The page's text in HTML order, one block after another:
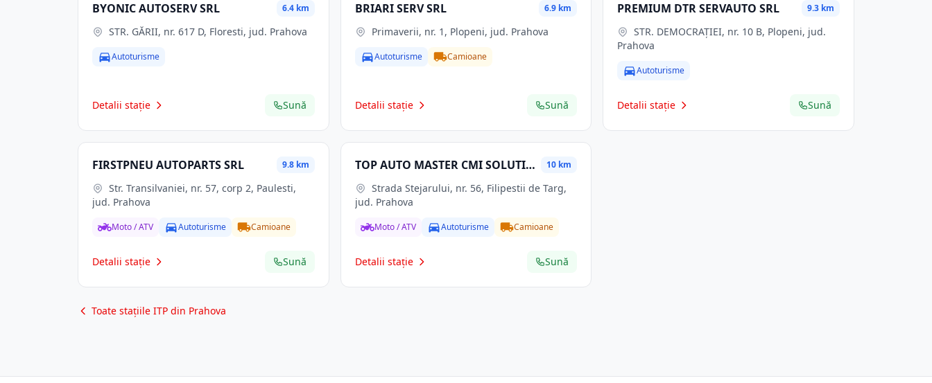
BYONIC AUTOSERV SRL 6.4 km
STR. GĂRII, nr. 617 D, Floresti, jud. Prahova
Autoturisme
Detalii stație Sună
BRIARI SERV SRL 6.9 km
Primaverii, nr. 1, Plopeni, jud. Prahova
Autoturisme Camioane
Detalii stație Sună
PREMIUM DTR SERVAUTO SRL 9.3 km
STR. DEMOCRAŢIEI, nr. 10 B, Plopeni, jud.
Prahova
Autoturisme
Detalii stație Sună
FIRSTPNEU AUTOPARTS SRL 9.8 km
jud. Prahova
Moto / ATV Autoturisme Camioane
Detalii stație Sună
TOP AUTO MASTER CMI SOLUTIONS SRL 10 km
jud. Prahova
Moto / ATV Autoturisme Camioane
Detalii stație Sună
Toate stațiile ITP din Prahova